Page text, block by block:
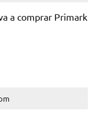
a comprar Primark